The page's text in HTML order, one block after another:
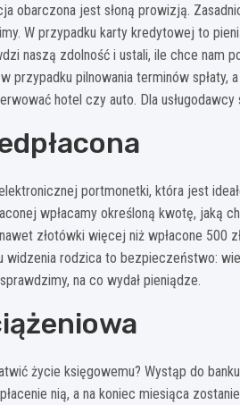
obarczona jest słoną prowizją.
W przypadku karty kredytowej to
naszą zdolność i ustali, ile chce nam
przypadku pilnowania terminów
hotel czy auto. Dla
portmonetki, która jest
wpłacamy określoną kwotę, jaką
złotówki więcej niż wpłacone 500
widzenia rodzica to bezpieczeństwo:
na co wydał pieniądze.
życie księgowemu? Wystąp do
nią, a na koniec miesiąca